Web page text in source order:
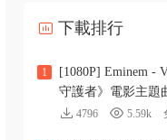
下載排行
1
[1080P] Eminem -
守護者》電影主題
4796 5.59k